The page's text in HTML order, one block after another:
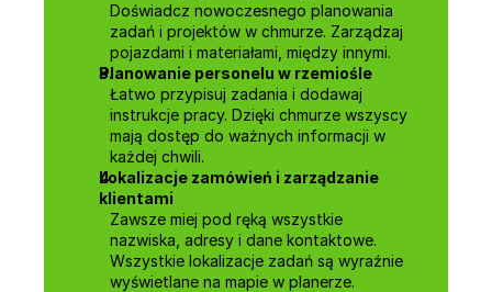
Doświadcz nowoczesnego planowania
zadań i projektów w chmurze. Zarządzaj
pojazdami i materiałami, między innymi.
Planowanie personelu w rzemiośle
Łatwo przypisuj zadania i dodawaj
instrukcje pracy. Dzięki chmurze wszyscy
mają dostęp do ważnych informacji w
każdej chwili.
Lokalizacje zamówień i zarządzanie
klientami
Zawsze miej pod ręką wszystkie
nazwiska, adresy i dane kontaktowe.
Wszystkie lokalizacje zadań są wyraźnie
wyświetlane na mapie w planerze.